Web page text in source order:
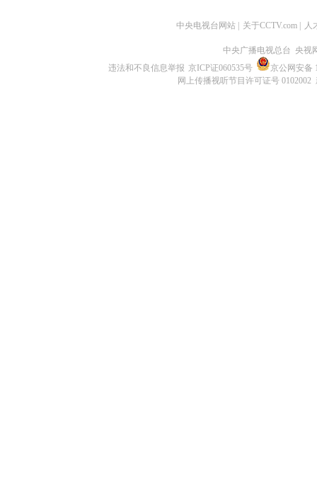
中央电视台网站 关于CCTV.com 人
中央广播电视总台 央视
违法和不良信息举报 京ICP证060535号
京公网安备
网上传播视听节目许可证号 0102002